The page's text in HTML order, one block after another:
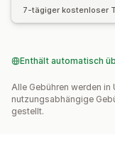
7-tägiger kostenloser
Enthält automatisch
Alle Gebühren werden in
nutzungsabhängige
gestellt.